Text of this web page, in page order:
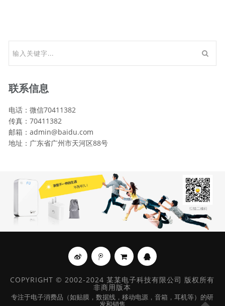
联系信息
电话：微信70411382
传真：70411382
邮箱：admin@baidu.com
地址：广东省广州市天河区88号
COPYRIGHT © 2002-2024 某某电子科技有限公司 版权所有
非商用版本
专注于电子消费品（如贴膜，数据线，移动电源，音箱，耳机等）的研
发和销售